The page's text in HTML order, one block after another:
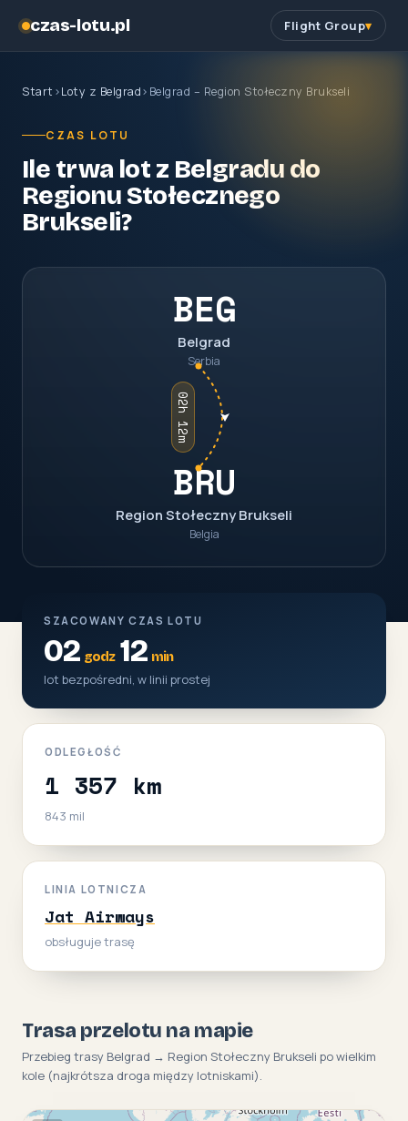
czas-lotu.pl Flight Group
Start ›Loty z Belgrad› Belgrad – Region Stołeczny Brukseli
CZAS LOTU
Ile trwa lot z Belgradu do
Regionu Stołecznego
Brukseli?
BEG
Belgrad
Serbia
02h 12m
BRU
Region Stołeczny Brukseli
Belgia
SZACOWANY CZAS LOTU
02 godz12 min
lot bezpośredni, w linii prostej
ODLEGŁOŚĆ
1 357 km
843 mil
LINIA LOTNICZA
Jat Airways
obsługuje trasę
Trasa przelotu na mapie
Przebieg trasy Belgrad → Region Stołeczny Brukseli po wielkim
kole (najkrótsza droga między lotniskami).